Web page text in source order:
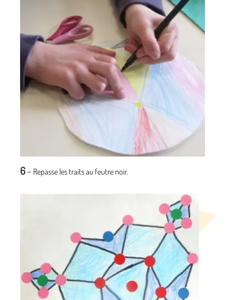
6- Repasse les traits au feutre noir.